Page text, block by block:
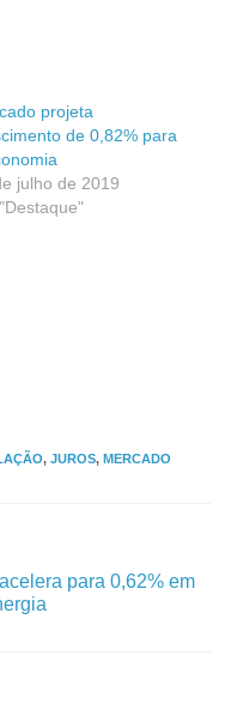
projeta
de 0,82% para
julho de 2019
, JUROS, MERCADO
para 0,62% em